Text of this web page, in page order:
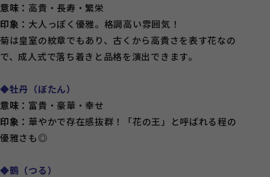
意味： 高貴・長寿・繁栄
印象： 大人っぽく優雅。格調高い雰囲気！
菊は皇室の紋章でもあり、古くから高貴さを表す花なの
で、成人式で落ち着きと品格を演出できます。
◆牡丹（ぼたん）
意味： 富貴・豪華・幸せ
印象： 華やかで存在感抜群！「花の王」と呼ばれる程の
優雅さも◎
◆鶴（つる）